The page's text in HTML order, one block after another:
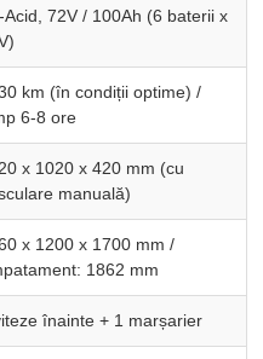
Acid, 72V / 100Ah (6 baterii x
km (în condiții optime) /
6-8 ore
x 1020 x 420 mm (cu
manuală)
x 1200 x 1700 mm /
1862 mm
înainte + 1 marșarier